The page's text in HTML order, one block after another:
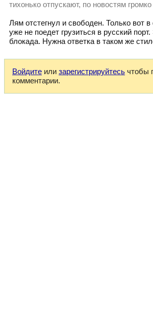
тихонько отпускают, по новостям
Лям отстегнул и свободен. Только вот
уже не поедет грузиться в русский
блокада. Нужна ответка в таком же
Войдите или зарегистрируйтесь чтобы
комментарии.